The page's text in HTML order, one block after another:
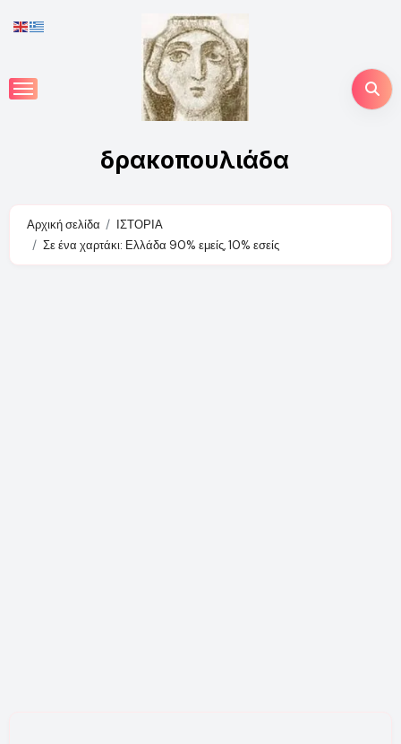
to
δρακοπουλιάδα
Αρχική σελίδα
ΙΣΤΟΡΙΑ
Σε ένα χαρτάκι: Ελλάδα 90% εμείς, 10% εσείς